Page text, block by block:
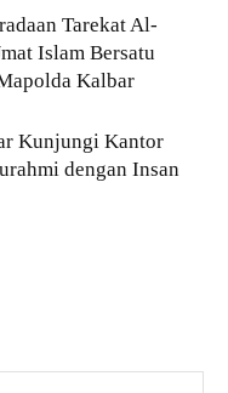
Tarekat Al-
Islam Bersatu
Kalbar
Kunjungi Kantor
dengan Insan